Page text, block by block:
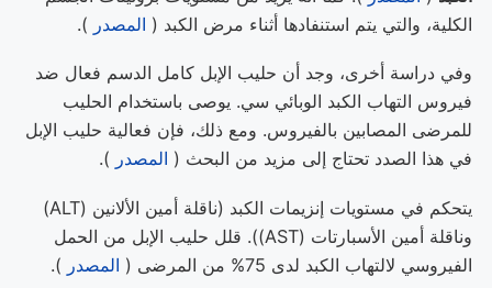
الكلية، والتي يتم استنفادها أثناء مرض الكبد ( المصدر ).
وفي دراسة أخرى، وجد أن حليب الإبل كامل الدسم فعال ضد
فيروس التهاب الكبد الوبائي سي. يوصى باستخدام الحليب
للمرضى المصابين بالفيروس. ومع ذلك، فإن فعالية حليب الإبل
في هذا الصدد تحتاج إلى مزيد من البحث ( المصدر ).
يتحكم في مستويات إنزيمات الكبد (ناقلة أمين الألانين (ALT)
وناقلة أمين الأسبارتات (AST)). قلل حليب الإبل من الحمل
الفيروسي لالتهاب الكبد لدى 75% من المرضى (
المصدر ).